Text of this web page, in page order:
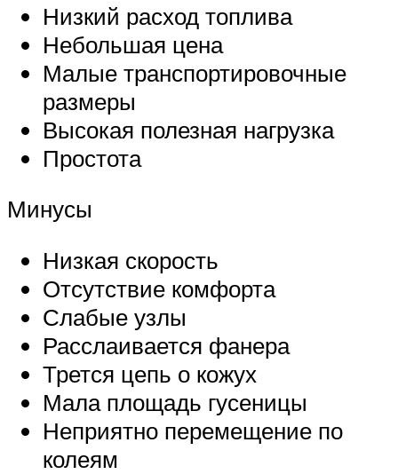
Низкий расход топлива
Небольшая цена
Малые транспортировочные
размеры
Высокая полезная нагрузка
Простота
Минусы
Низкая скорость
Отсутствие комфорта
Слабые узлы
Расслаивается фанера
Трется цепь о кожух
Мала площадь гусеницы
Неприятно перемещение по
колеям